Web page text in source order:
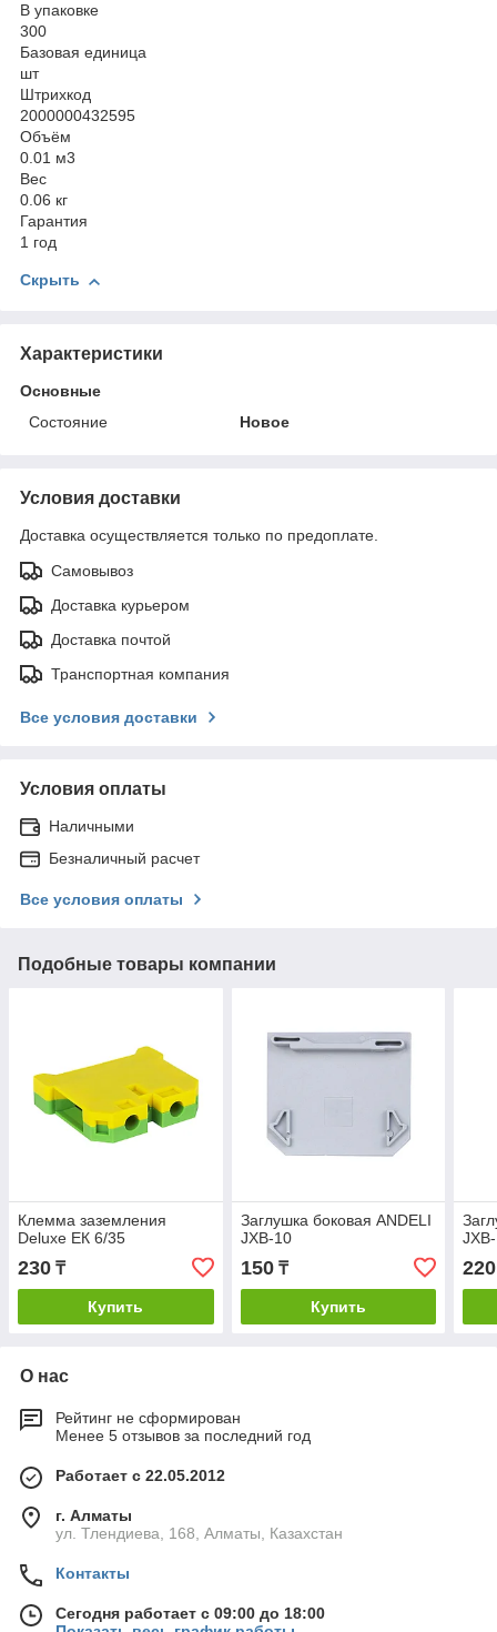
В упаковке
300
Базовая единица
шт
Штрихкод
2000000432595
Объём
0.01 м3
Вес
0.06 кг
Гарантия
1 год
Скрыть
Характеристики
Основные
Состояние
Новое
Условия доставки
Доставка осуществляется только по предоплате.
Самовывоз
Доставка курьером
Доставка почтой
Транспортная компания
Все условия доставки
Условия оплаты
Наличными
Безналичный расчет
Все условия оплаты
Подобные товары компании
Клемма заземления
Deluxe ЕК 6/35
230 ₸
Купить
Заглушка боковая ANDELI
JXB-10
150₸
Купить
220
О нас
Рейтинг не сформирован
Менее 5 отзывов за последний год
Работает с 22.05.2012
г. Алматы
ул. Тлендиева, 168, Алматы, Казахстан
Контакты
Сегодня работает с 09:00 до 18:00